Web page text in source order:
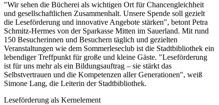
"Wir sehen die Bücherei als wichtigen Ort für Chancengleichheit
und gesellschaftlichen Zusammenhalt. Unsere Spende soll gezielt
die Leseförderung und innovative Angebote stärken", betont Petra
Schmitz-Hermes von der Sparkasse Mitten im Sauerland. Mit rund
150 Besucherinnen und Besuchern täglich und gezielten
Veranstaltungen wie dem Sommerleseclub ist die Stadtbibliothek ein
lebendiger Treffpunkt für große und kleine Gäste. "Leseförderung
ist für uns mehr als ein Bildungsauftrag – sie stärkt das
Selbstvertrauen und die Kompetenzen aller Generationen", weiß
Simone Lang, die Leiterin der Stadtbibliothek.
Leseförderung als Kernelement